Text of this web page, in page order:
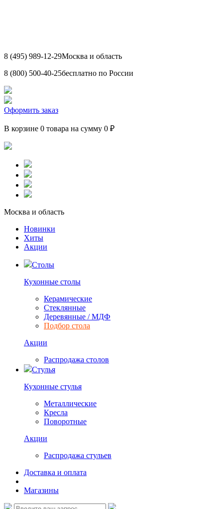
8 (495) 989-12-29Москва и область
8 (800) 500-40-25бесплатно по России
Оформить заказ
В корзине 0 товара на сумму 0 ₽
Москва и область
Новинки
Хиты
Акции
Столы
Кухонные столы
Керамические
Стеклянные
Деревянные / МДФ
Подбор стола
Акции
Распродажа столов
Стулья
Кухонные стулья
Металлические
Кресла
Поворотные
Акции
Распродажа стульев
Доставка и оплата
Магазины